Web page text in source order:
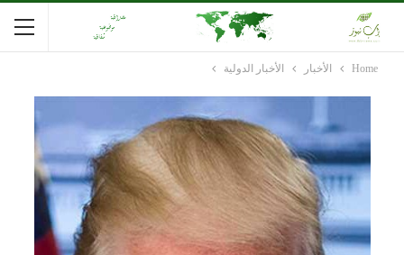
Home الأخبار الأخبار الدولية